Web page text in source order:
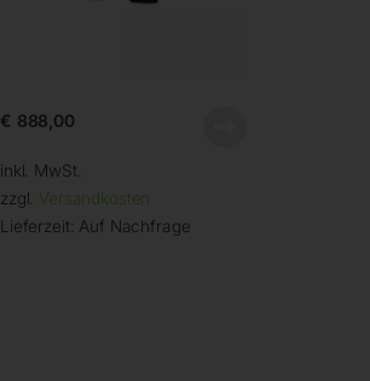
€ 888,00
inkl. MwSt.
zzgl. Versandkosten
Lieferzeit: Auf Nachfrage